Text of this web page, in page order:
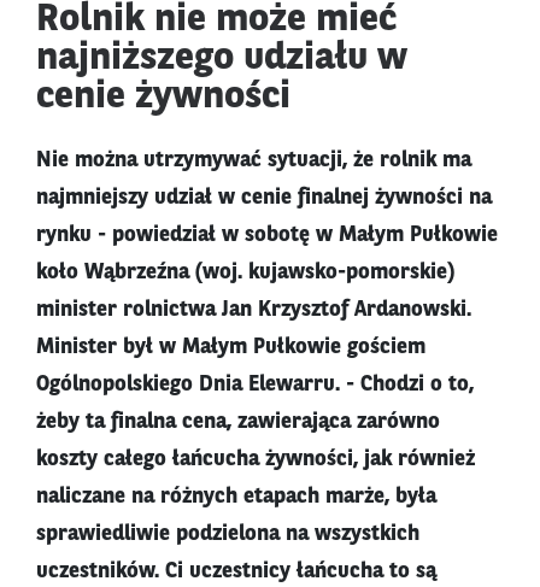
Rolnik nie może mieć
najniższego udziału w
cenie żywności
Nie można utrzymywać sytuacji, że rolnik ma
najmniejszy udział w cenie finalnej żywności na
rynku - powiedział w sobotę w Małym Pułkowie
koło Wąbrzeźna (woj. kujawsko-pomorskie)
minister rolnictwa Jan Krzysztof Ardanowski.
Minister był w Małym Pułkowie gościem
Ogólnopolskiego Dnia Elewarru. - Chodzi o to,
żeby ta finalna cena, zawierająca zarówno
koszty całego łańcucha żywności, jak również
naliczane na różnych etapach marże, była
sprawiedliwie podzielona na wszystkich
uczestników. Ci uczestnicy łańcucha to są